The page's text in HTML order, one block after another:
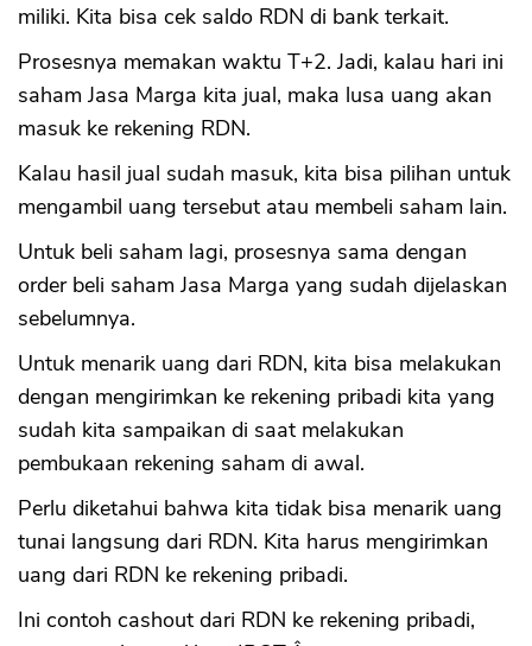
miliki. Kita bisa cek saldo RDN di bank terkait.
Prosesnya memakan waktu T+2. Jadi, kalau hari ini
saham Jasa Marga kita jual, maka lusa uang akan
masuk ke rekening RDN.
Kalau hasil jual sudah masuk, kita bisa pilihan untuk
mengambil uang tersebut atau membeli saham lain.
Untuk beli saham lagi, prosesnya sama dengan
order beli saham Jasa Marga yang sudah dijelaskan
sebelumnya.
Untuk menarik uang dari RDN, kita bisa melakukan
dengan mengirimkan ke rekening pribadi kita yang
sudah kita sampaikan di saat melakukan
pembukaan rekening saham di awal.
Perlu diketahui bahwa kita tidak bisa menarik uang
tunai langsung dari RDN. Kita harus mengirimkan
uang dari RDN ke rekening pribadi.
Ini contoh cashout dari RDN ke rekening pribadi,